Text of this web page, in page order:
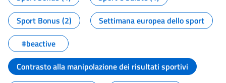
Sport Bonus (2)
Settimana europea dello sport
#beactive
Contrasto alla manipolazione dei risultati sportivi